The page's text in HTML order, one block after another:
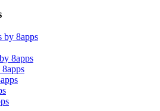
by 8apps
8apps